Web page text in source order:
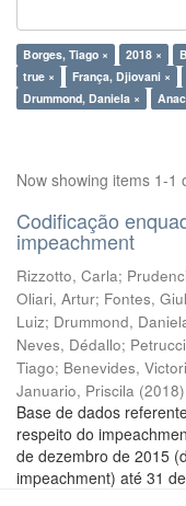
Borges, Tiago × 2018 ×
true ×
França, Djiovani ×
Drummond, Daniela ×
Now showing items 1-1
Codificação
impeachment
Rizzotto, Carla;
Oliari, Artur; Fontes,
Luiz; Drummond,
Neves, Dédallo;
Tiago; Benevides,
Januario, Priscila (2018)
Base de dados
respeito do
de dezembro de 2015
impeachment) até 31